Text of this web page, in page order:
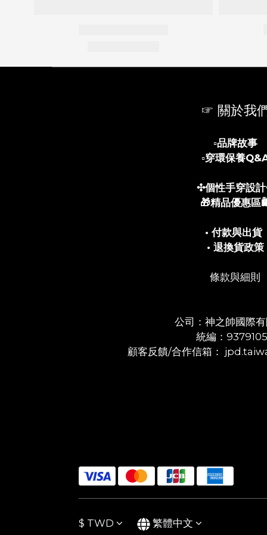
☞ 關於我
▫️品牌故事
▫️穿環保養
✣個性手穿設
🎁精品優惠區
• 付款與出貨
• 退換貨政策
條款與細則
公司：神之帥國際
統編：
顧客反饋/合作信箱：
$ TWD 繁體中文